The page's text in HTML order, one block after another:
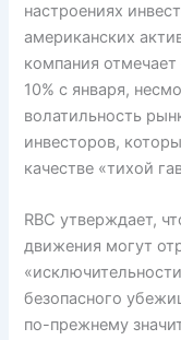
настроениях
американских
компания
10% с января,
волатильность
инвесторов,
качестве «тихой
RBC утверждает,
движения могут
безопасного
по-прежнему